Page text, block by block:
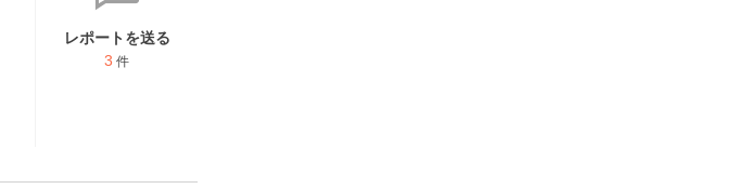
レポートを送る
3 件